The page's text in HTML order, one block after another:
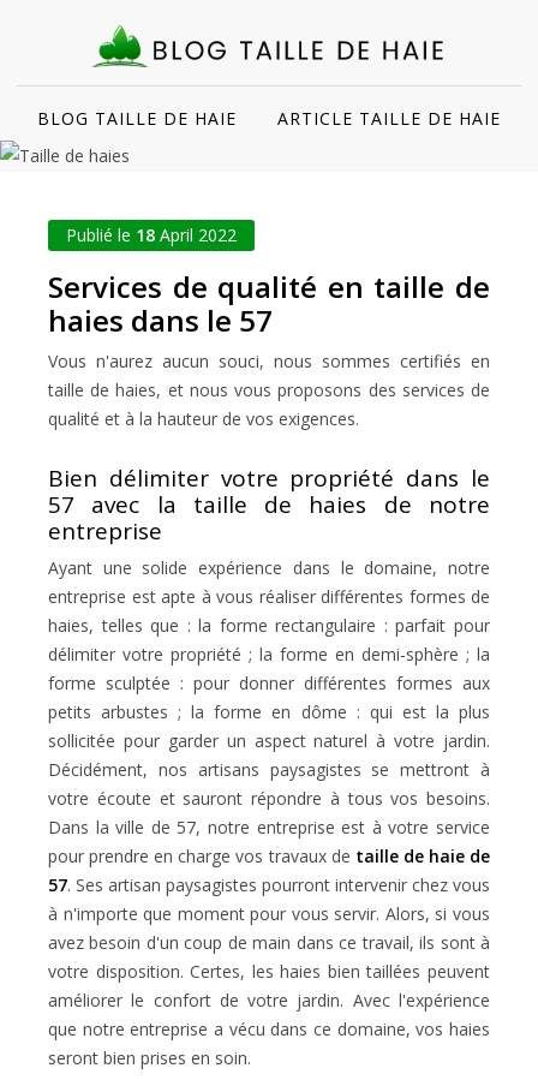
BLOG TAILLE DE HAIE ARTICLE TAILLE DE HAIE
Publié le 18 April 2022
Services de qualité en taille de
haies dans le 57
Vous n'aurez aucun souci, nous sommes certifiés en
taille de haies, et nous vous proposons des services de
qualité et à la hauteur de vos exigences.
Bien délimiter votre propriété dans le
57 avec la taille de haies de notre
entreprise
Ayant une solide expérience dans le domaine, notre
entreprise est apte à vous réaliser différentes formes de
haies, telles que : la forme rectangulaire : parfait pour
délimiter votre propriété ; la forme en demi-sphère ; la
forme sculptée : pour donner différentes formes aux
petits arbustes ; la forme en dôme : qui est la plus
sollicitée pour garder un aspect naturel à votre jardin.
Décidément, nos artisans paysagistes se mettront à
votre écoute et sauront répondre à tous vos besoins.
Dans la ville de 57, notre entreprise est à votre service
pour prendre en charge vos travaux de taille de haie de
57. Ses artisan paysagistes pourront intervenir chez vous
à n'importe que moment pour vous servir. Alors, si vous
avez besoin d'un coup de main dans ce travail, ils sont à
votre disposition. Certes, les haies bien taillées peuvent
améliorer le confort de votre jardin. Avec l'expérience
que notre entreprise a vécu dans ce domaine, vos haies
seront bien prises en soin.